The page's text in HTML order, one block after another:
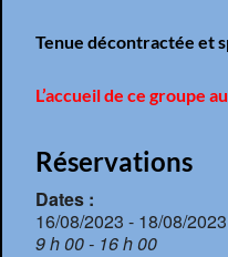
Tenue décontractée et
L’accueil de ce groupe
Réservations
Dates :
16/08/2023 - 18/08/2023
9 h 00 - 16 h 00